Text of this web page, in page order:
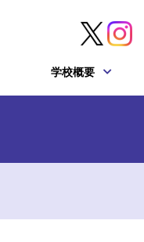
学校概要